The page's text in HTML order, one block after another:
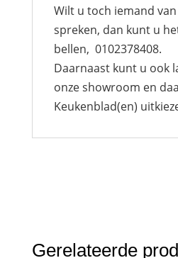
Wilt u toch iemand
spreken, dan kunt u
bellen, 0102378408.
Daarnaast kunt u ook
onze showroom en
Keukenblad(en)
Gerelateerde